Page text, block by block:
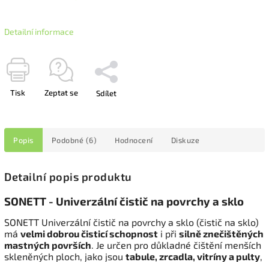
Detailní informace
Tisk Zeptat se Sdílet
Popis Podobné (6) Hodnocení Diskuze
Detailní popis produktu
SONETT - Univerzální čistič na povrchy a sklo
SONETT Univerzální čistič na povrchy a sklo (čistič na sklo)
má velmi dobrou čisticí schopnost i při silně znečištěných
mastných površích. Je určen pro důkladné čištění menších
skleněných ploch, jako jsou tabule, zrcadla, vitríny a pulty,